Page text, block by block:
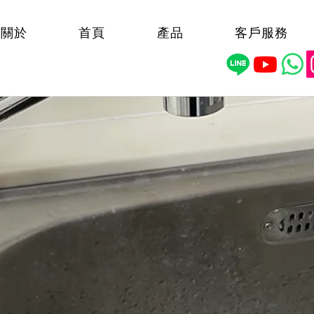
關於 首頁 產品 客戶服務